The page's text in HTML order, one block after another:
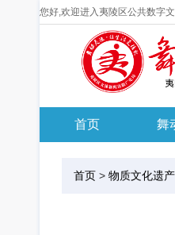
您好,欢迎进入夷陵区公共数字
首页 舞
首页 > 物质文化遗产